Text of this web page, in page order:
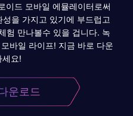
이드 모바일 에뮬레이터로써
을 가지고 있기에 부드럽고
험 만나볼수 있을 겁니다. 녹
바일 라이프! 지금 바로 다운
세요!
운로드